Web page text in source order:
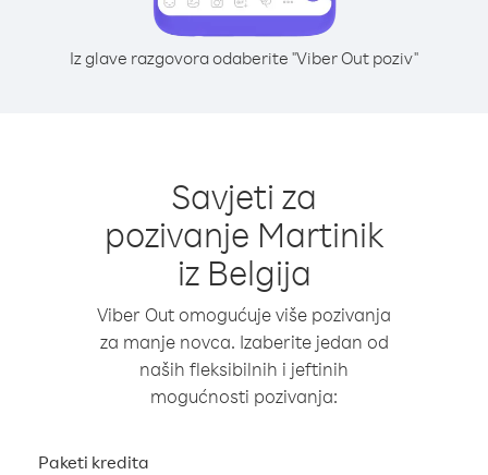
Iz glave razgovora odaberite "Viber Out poziv"
Savjeti za
pozivanje Martinik
iz Belgija
Viber Out omogućuje više pozivanja
za manje novca. Izaberite jedan od
naših fleksibilnih i jeftinih
mogućnosti pozivanja:
Paketi kredita